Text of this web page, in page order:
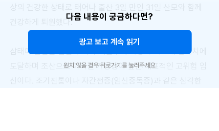
건강하게 퇴원했다.
삼태아 임신은 임신 주차가 지날수록 자궁이 빠르게 한계치에
도달하며 조산으로 이어질 가능성이 높은 대표적인 고위험 임
다음 내용이 궁금하다면?
광고 보고 계속 읽기
원치 않을 경우 뒤로가기를 눌러주세요